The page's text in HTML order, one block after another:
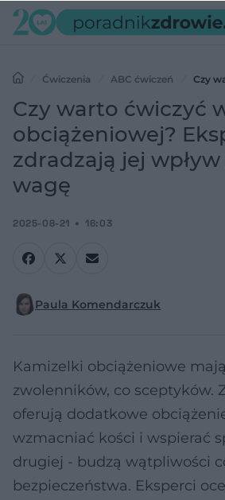
Ćwiczenia ABC ćwiczeń
Czy
obciążeniowej? Eksperci zdradzają jej
Czy warto ćwiczyć
obciążeniowej?
zdradzają jej
wagę
2025-08-21 16:03
Paula Komendarczuk
Kamizelki obciążeniowe
zwolenników, co sceptyków.
oferują dodatkowe
wzmacniać kości i wspierać
drugiej - budzą wątpliwości
bezpieczeństwa. Eksperci